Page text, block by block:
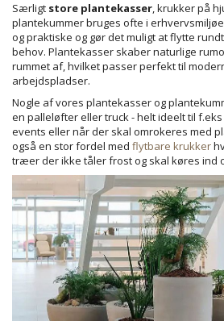
Særligt store plantekasser, krukker på
plantekummer bruges ofte i
og praktiske og gør det muligt at flytte
behov. Plantekasser skaber naturlige
rummet af, hvilket passer perfekt til
arbejdspladser.
Nogle af vores plantekasser og
en palleløfter eller truck - helt ideelt til
events eller når der skal omrokeres med
også en stor fordel med flytbare krukker
træer der ikke tåler frost og skal køres ind